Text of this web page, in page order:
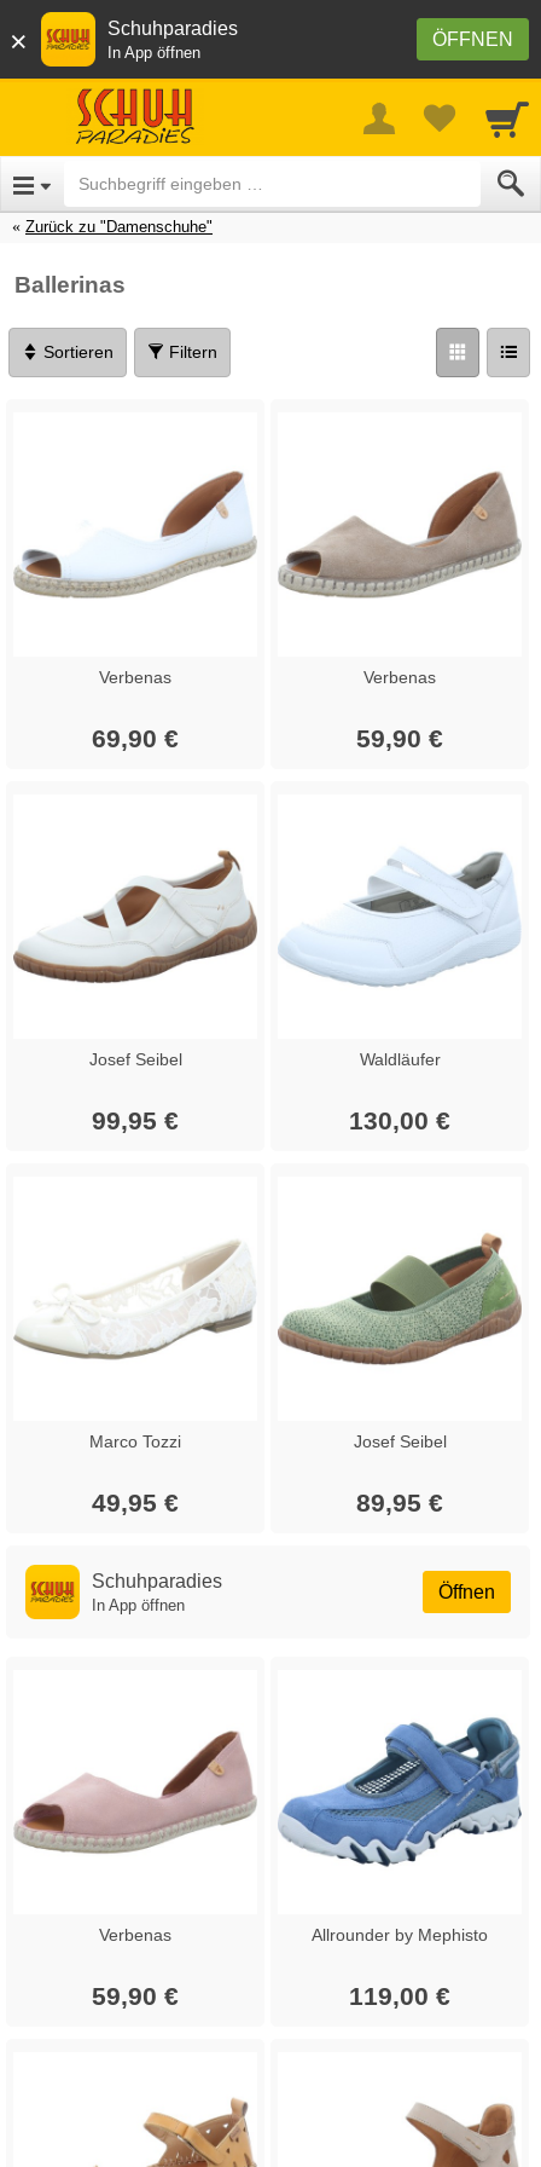
× ÖFFNEN
Schuhparadies
In App öffnen
Zurück zu "Damenschuhe"
Ballerinas
Sortieren Filtern
Verbenas
69,90 €
Verbenas
59,90 €
Josef Seibel
99,95 €
Waldläufer
130,00 €
Marco Tozzi
49,95 €
Josef Seibel
89,95 €
Öffnen
Schuhparadies
In App öffnen
Verbenas
59,90 €
Allrounder by Mephisto
119,00 €